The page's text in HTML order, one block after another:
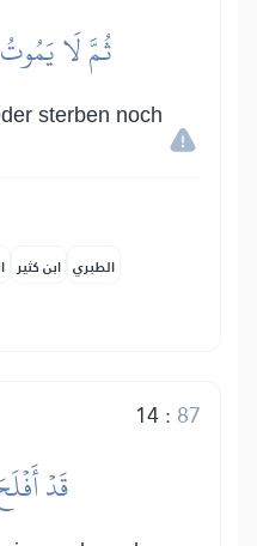
ثُمَّ لَا
sterben noch
ابن كثير الطبري
14: 87
قَدۡ